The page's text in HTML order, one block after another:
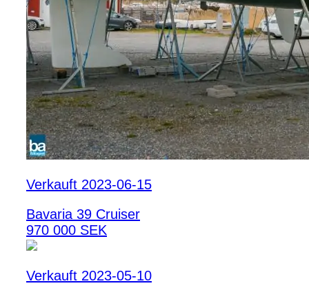
Verkauft 2023-06-15
Bavaria 39 Cruiser
970 000 SEK
Verkauft 2023-05-10